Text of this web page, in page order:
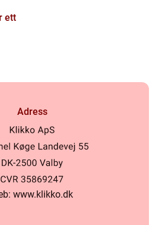
ett
Adress
www.klikko.dk